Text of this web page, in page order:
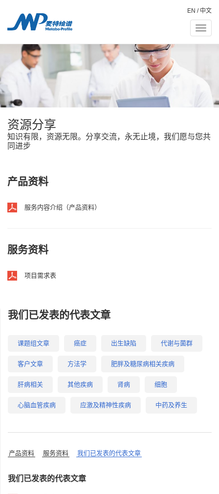
Toggle
EN / 中文
资源分享
知识有限，资源无限。分享交流，永无止境，我们愿与您共
同进步
产品资料
服务内容介绍（产品资料）
服务资料
项目需求表
我们已发表的代表文章
课题组文章 癌症 出生缺陷 代谢与菌群
客户文章 方法学 肥胖及糖尿病相关疾病
肝病相关 其他疾病 肾病 细胞
心脑血管疾病 应激及精神性疾病 中药及养生
产品资料 服务资料 我们已发表的代表文章
我们已发表的代表文章